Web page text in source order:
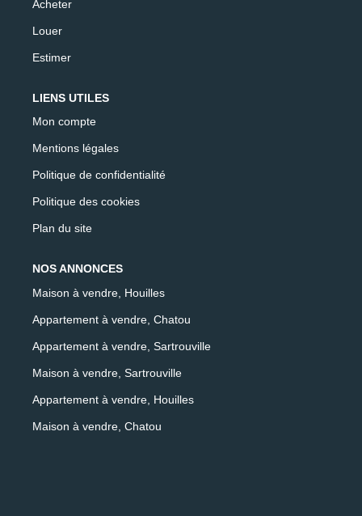
Acheter
Louer
Estimer
LIENS UTILES
Mon compte
Mentions légales
Politique de confidentialité
Politique des cookies
Plan du site
NOS ANNONCES
Maison à vendre, Houilles
Appartement à vendre, Chatou
Appartement à vendre, Sartrouville
Maison à vendre, Sartrouville
Appartement à vendre, Houilles
Maison à vendre, Chatou